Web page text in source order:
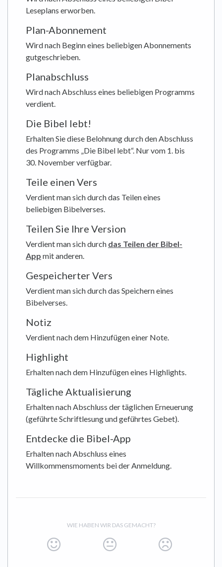
Leseplans erworben.
Plan-Abonnement
Wird nach Beginn eines beliebigen Abonnements
gutgeschrieben.
Planabschluss
Wird nach Abschluss eines beliebigen Programms
verdient.
Die Bibel lebt!
Erhalten Sie diese Belohnung durch den Abschluss
des Programms „Die Bibel lebt“. Nur vom 1. bis
30. November verfügbar.
Teile einen Vers
Verdient man sich durch das Teilen eines
beliebigen Bibelverses.
Teilen Sie Ihre Version
Verdient man sich durch das Teilen der Bibel-
App mit anderen.
Gespeicherter Vers
Verdient man sich durch das Speichern eines
Bibelverses.
Notiz
Verdient nach dem Hinzufügen einer Note.
Highlight
Erhalten nach dem Hinzufügen eines Highlights.
Tägliche Aktualisierung
Erhalten nach Abschluss der täglichen Erneuerung
(geführte Schriftlesung und geführtes Gebet).
Entdecke die Bibel-App
Erhalten nach Abschluss eines
Willkommensmoments bei der Anmeldung.
WIE HABEN WIR DAS GEMACHT?